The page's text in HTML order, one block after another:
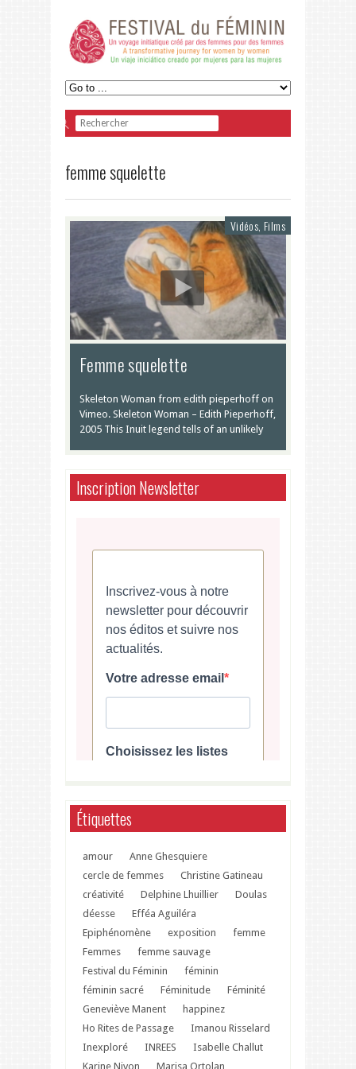
femme squelette
Vidéos, Films
Femme squelette
Skeleton Woman from edith pieperhoff on
Vimeo. Skeleton Woman – Edith Pieperhoff,
2005 This Inuit legend tells of an unlikely
Inscription Newsletter
Étiquettes
amour
Anne Ghesquiere
cercle de femmes
Christine Gatineau
créativité
Delphine Lhuillier
Doulas
déesse
Efféa Aguiléra
Epiphénomène
exposition
femme
Femmes
femme sauvage
Festival du Féminin
féminin
féminin sacré
Féminitude
Féminité
Geneviève Manent
happinez
Ho Rites de Passage
Imanou Risselard
Inexploré
INREES
Isabelle Challut
Karine Nivon
Marisa Ortolan